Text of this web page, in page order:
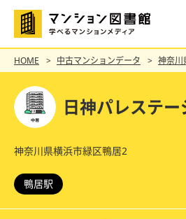
HOME 中古マンションデータ 神奈川
日神パレステー
神奈川県横浜市緑区鴨居2
鴨居駅